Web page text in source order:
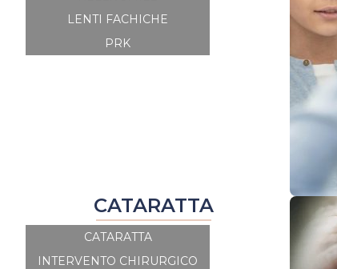
LENTI FACHICHE
PRK
CATARATTA
CATARATTA
INTERVENTO CHIRURGICO